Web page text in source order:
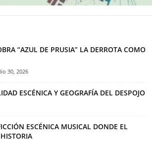
“AZUL DE PRUSIA” LA DERROTA COMO
30, 2026
ESCÉNICA Y GEOGRAFÍA DEL DESPOJO
ESCÉNICA MUSICAL DONDE EL